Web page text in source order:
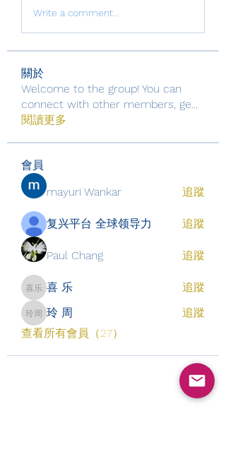
Write a comment...
關於
Welcome to the group! You can
connect with other members, ge...
閱讀更多
會員
mayuri Wankar
追蹤
复兴平台 全球领导力 追蹤
Paul Chang 追蹤
喜 乐喜 乐 追蹤
玲 周玲 周
追蹤
查看所有會員（27）